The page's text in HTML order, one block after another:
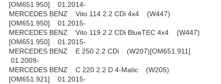
[OM651.950] 01.2014-
MERCEDES BENZ Vito 114 2.2 CDi 4x4 (W447)
[OM651.950] 01.2015-
MERCEDES BENZ Vito 119 2.2 CDi BlueTEC 4x4 (W447)
[OM651.950] 01.2015-
MERCEDES BENZ E 250 2.2 CDi (W207)[OM651.911]
01.2009-
MERCEDES BENZ C 220 2.2 D 4-Matic (W205)
[OM651.921] 01.2015-